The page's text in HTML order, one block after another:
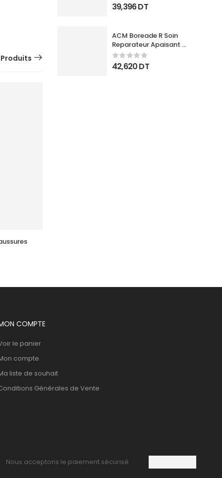
39,396DT
ACM Boreade R Soin
Reparateur Apaisant
40Ml
42,620DT
Produits
COMPTE
le panier
compte
liste de souhait
Générales de Vente
Nous acceptons le paiement sécurisé